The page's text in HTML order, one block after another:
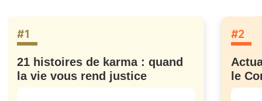
#1
21 histoires de karma : quand
la vie vous rend justice
#2
le